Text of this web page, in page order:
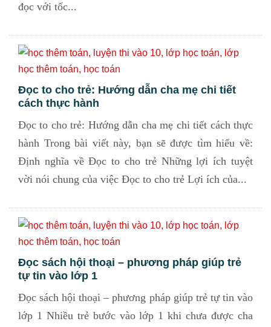
đọc với tốc...
Đọc to cho trẻ: Hướng dẫn cha mẹ chi tiết
cách thực hành
Đọc to cho trẻ: Hướng dẫn cha mẹ chi tiết cách thực
hành Trong bài viết này, bạn sẽ được tìm hiểu về:
Định nghĩa về Đọc to cho trẻ Những lợi ích tuyệt
vời nói chung của việc Đọc to cho trẻ Lợi ích của...
Đọc sách hội thoại – phương pháp giúp trẻ
tự tin vào lớp 1
Đọc sách hội thoại – phương pháp giúp trẻ tự tin vào
lớp 1 Nhiều trẻ bước vào lớp 1 khi chưa được cha